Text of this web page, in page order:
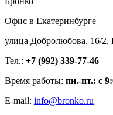
Офис в Екатеринбурге
улица Добролюбова, 16/2,
Тел.: +7 (992) 339-77-46
Время работы: пн.-пт.: с
E-mail: info@bronko.ru